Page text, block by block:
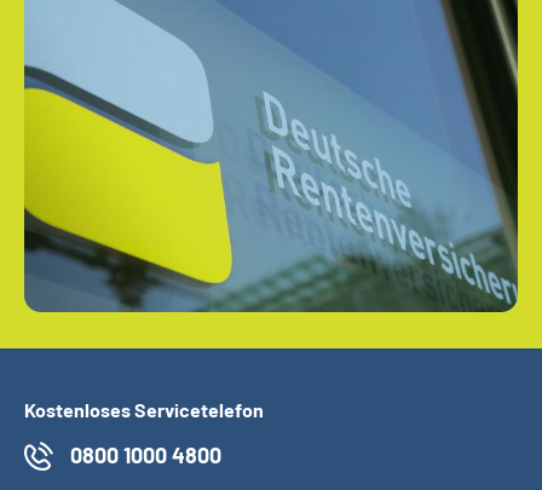
Kostenloses Servicetelefon
0800 1000 4800